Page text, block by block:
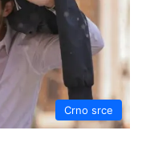
Crno srce